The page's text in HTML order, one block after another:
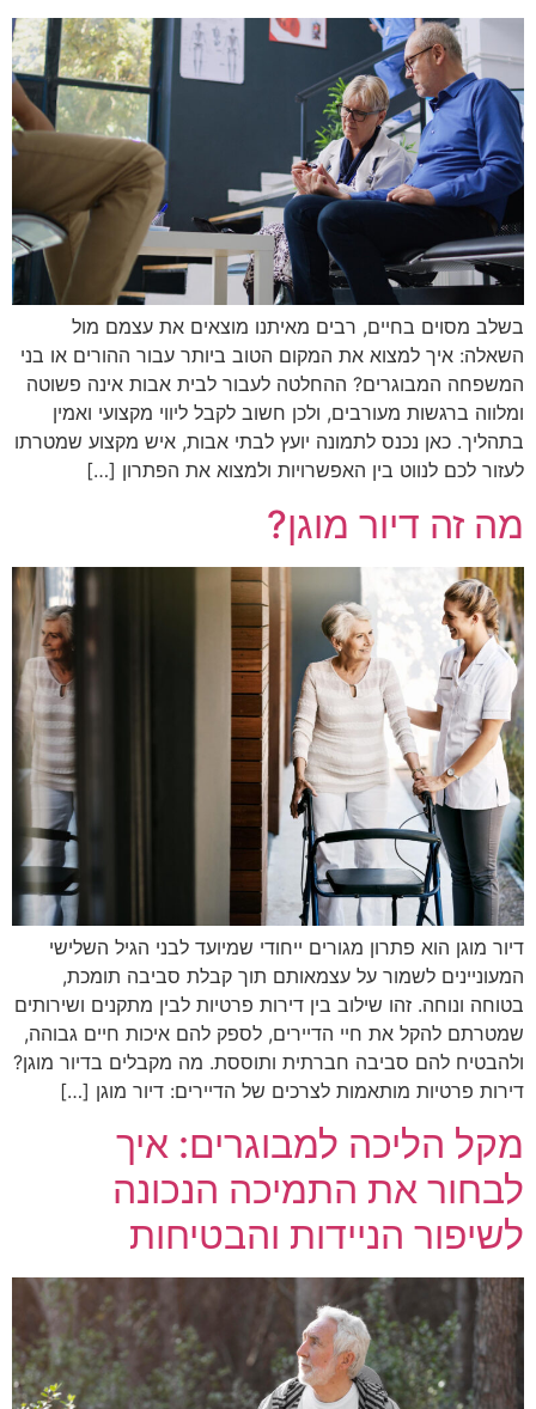
בשלב מסוים בחיים, רבים מאיתנו מוצאים את עצמם מול
השאלה: איך למצוא את המקום הטוב ביותר עבור ההורים או בני
המשפחה המבוגרים? ההחלטה לעבור לבית אבות אינה פשוטה
ומלווה ברגשות מעורבים, ולכן חשוב לקבל ליווי מקצועי ואמין
בתהליך. כאן נכנס לתמונה יועץ לבתי אבות, איש מקצוע שמטרתו
לעזור לכם לנווט בין האפשרויות ולמצוא את הפתרון […]
מה זה דיור מוגן?
דיור מוגן הוא פתרון מגורים ייחודי שמיועד לבני הגיל השלישי
המעוניינים לשמור על עצמאותם תוך קבלת סביבה תומכת,
בטוחה ונוחה. זהו שילוב בין דירות פרטיות לבין מתקנים ושירותים
שמטרתם להקל את חיי הדיירים, לספק להם איכות חיים גבוהה,
ולהבטיח להם סביבה חברתית ותוססת. מה מקבלים בדיור מוגן?
דירות פרטיות מותאמות לצרכים של הדיירים: דיור מוגן […]
מקל הליכה למבוגרים: איך
לבחור את התמיכה הנכונה
לשיפור הניידות והבטיחות